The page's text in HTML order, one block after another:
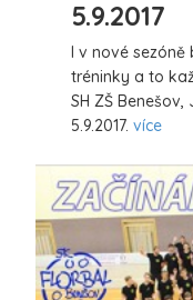
5.9.2017
I v nové
tréninky a to
SH ZŠ
5.9.2017. více